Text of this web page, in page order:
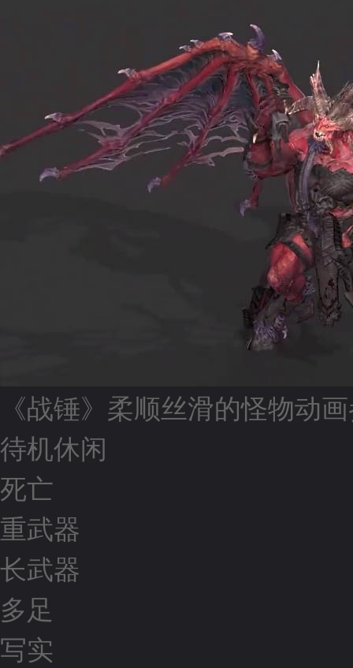
《战锤》柔顺丝滑的怪物动
待机休闲
死亡
重武器
长武器
多足
写实